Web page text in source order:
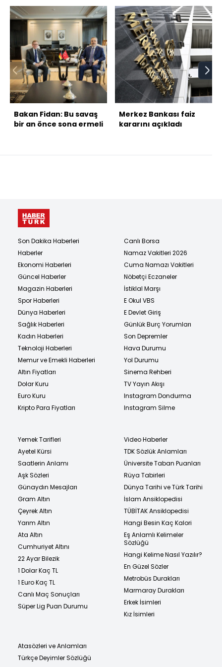
Bakan Fidan: Bu savaş
bir an önce sona ermeli
Merkez Bankası faiz
kararını açıkladı
Son Dakika Haberleri
Haberler
Ekonomi Haberleri
Güncel Haberler
Magazin Haberleri
Spor Haberleri
Dünya Haberleri
Sağlık Haberleri
Kadın Haberleri
Teknoloji Haberleri
Memur ve Emekli Haberleri
Altın Fiyatları
Dolar Kuru
Euro Kuru
Kripto Para Fiyatları
Canlı Borsa
Namaz Vakitleri 2026
Cuma Namazı Vakitleri
Nöbetçi Eczaneler
İstiklal Marşı
E Okul VBS
E Devlet Giriş
Günlük Burç Yorumları
Son Depremler
Hava Durumu
Yol Durumu
Sinema Rehberi
TV Yayın Akışı
Instagram Dondurma
Instagram Silme
Yemek Tarifleri
Ayetel Kürsi
Saatlerin Anlamı
Aşk Sözleri
Günaydın Mesajları
Gram Altın
Çeyrek Altın
Yarım Altın
Ata Altın
Cumhuriyet Altını
22 Ayar Bilezik
1 Dolar Kaç TL
1 Euro Kaç TL
Canlı Maç Sonuçları
Süper Lig Puan Durumu
Video Haberler
TDK Sözlük Anlamları
Üniversite Taban Puanları
Rüya Tabirleri
Dünya Tarihi ve Türk Tarihi
İslam Ansiklopedisi
TÜBİTAK Ansiklopedisi
Hangi Besin Kaç Kalori
Eş Anlamlı Kelimeler
Sözlüğü
Hangi Kelime Nasıl Yazılır?
En Güzel Sözler
Metrobüs Durakları
Marmaray Durakları
Erkek İsimleri
Kız İsimleri
Atasözleri ve Anlamları
Türkçe Deyimler Sözlüğü